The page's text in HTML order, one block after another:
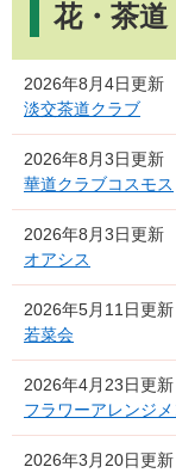
花・茶道
2026年8月4日更新
淡交茶道クラブ
2026年8月3日更新
華道クラブコスモス
2026年8月3日更新
オアシス
2026年5月11日更新
若菜会
2026年4月23日更新
フラワーアレンジ
2026年3月20日更新